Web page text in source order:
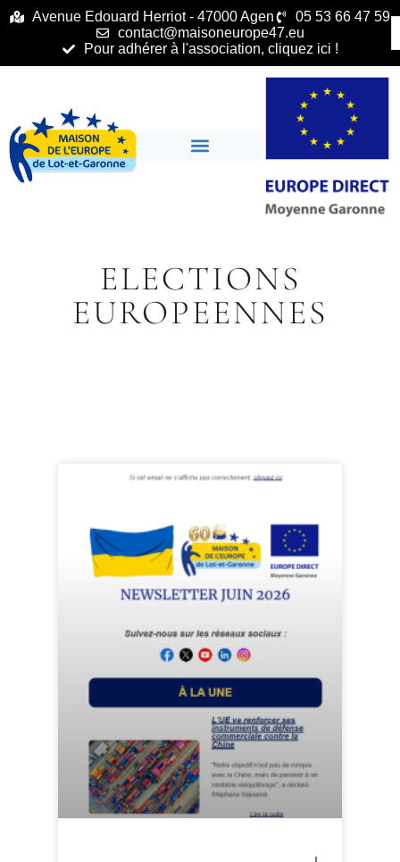
principalAvenue Edouard Herriot - 47000 Agen
05 53 66 47 59
contact@maisoneurope47.eu
Pour adhérer à l'association, cliquez ici !
ELECTIONS
EUROPEENNES